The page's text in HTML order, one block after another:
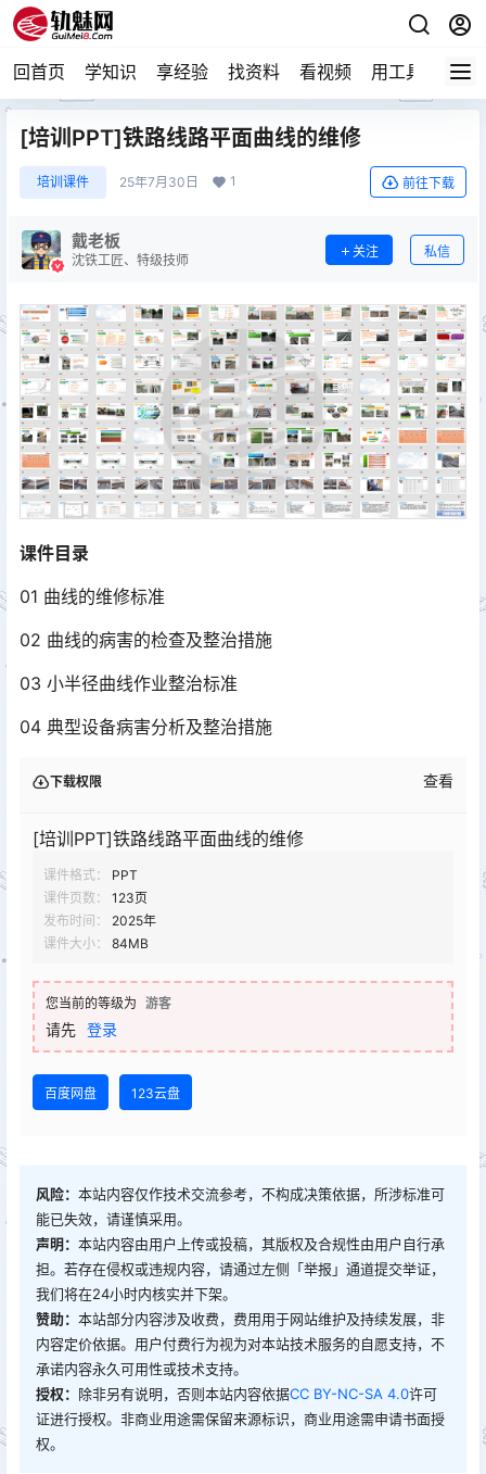
回首页 学知识 享经验 找资料 看视频 用工具 论技
[培训PPT]铁路线路平面曲线的维修
培训课件 25年7月30日 1 前往下载
戴老板
沈铁工匠、特级技师
关注 私信
课件目录
01 曲线的维修标准
02 曲线的病害的检查及整治措施
03 小半径曲线作业整治标准
04 典型设备病害分析及整治措施
下载权限 查看
[培训PPT]铁路线路平面曲线的维修
课件格式：
PPT
课件页数：
123页
发布时间：
2025年
课件大小：
84MB
您当前的等级为 游客
请先 登录
百度网盘 123云盘
风险： 本站内容仅作技术交流参考，不构成决策依据，所涉标准可
能已失效，请谨慎采用。
声明： 本站内容由用户上传或投稿，其版权及合规性由用户自行承
担。若存在侵权或违规内容，请通过左侧「举报」通道提交举证，
我们将在24小时内核实并下架。
赞助： 本站部分内容涉及收费，费用用于网站维护及持续发展，非
内容定价依据。用户付费行为视为对本站技术服务的自愿支持，不
承诺内容永久可用性或技术支持。
授权： 除非另有说明，否则本站内容依据CC BY-NC-SA 4.0许可
证进行授权。非商业用途需保留来源标识，商业用途需申请书面授
权。